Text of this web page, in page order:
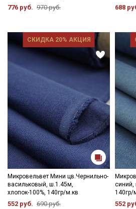
776 руб. 970 руб. 688
СКИДКА 20% АКЦИЯ
Микровельвет Мини цв.Чернильно-
васильковый, ш.1.45м,
хлопок-100%, 140гр/м.кв
552 руб. 690 руб.
синий,
140гр/
552